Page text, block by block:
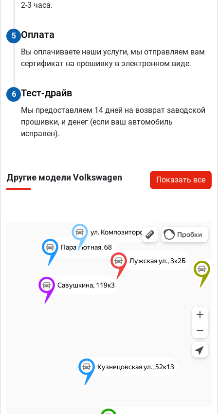
2-3 часа.
5 Оплата
Вы оплачиваете наши услуги, мы отправляем вам
сертификат на прошивку в электронном виде.
6 Тест-драйв
Мы предоставляем 14 дней на возврат заводской
прошивки, и денег (если ваш автомобиль
исправен).
Другие модели Volkswagen Показать все